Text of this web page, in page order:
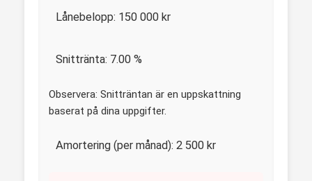
Lånebelopp: 150 000 kr
Snittränta: 7.00 %
Observera: Snitträntan är en uppskattning
baserat på dina uppgifter.
Amortering (per månad): 2 500 kr